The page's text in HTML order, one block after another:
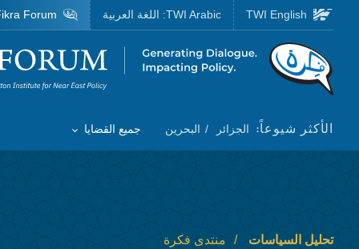
Skip to main content
Homepage
الأكثر شيوعاً: الجزائر البحرين
Toggle List of
جميع القضايا
TWI English
TWI Arabic: اللغة العربية Forum
تحليل السياسات منتدى فكرة